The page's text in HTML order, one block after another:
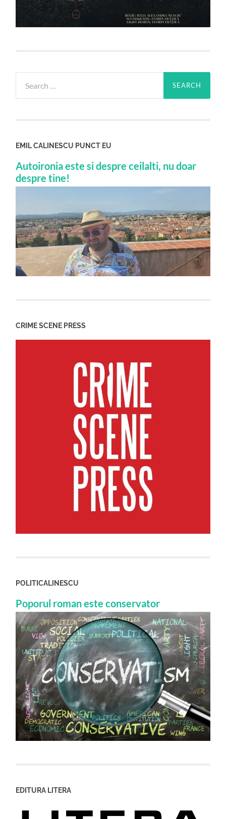
for:
EMIL CALINESCU PUNCT EU
Autoironia este si despre ceilalti, nu doar
despre tine!
CRIME SCENE PRESS
POLITICALINESCU
Poporul roman este conservator
EDITURA LITERA